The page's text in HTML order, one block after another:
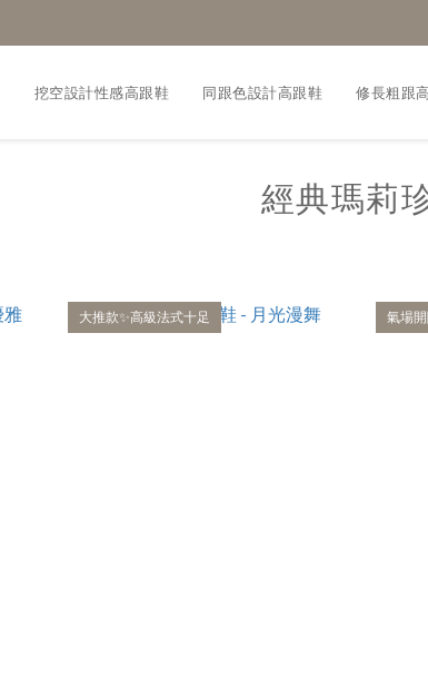
挖空設計性感高跟鞋 同跟色設計高跟鞋 修長粗跟
經典瑪莉
大推款✨高級法式十足 氣場